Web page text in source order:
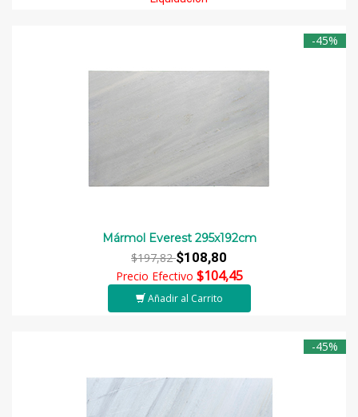
-45%
Mármol Everest 295x192cm
$197,82$108,80
Precio Efectivo $104,45
Añadir al Carrito
-45%